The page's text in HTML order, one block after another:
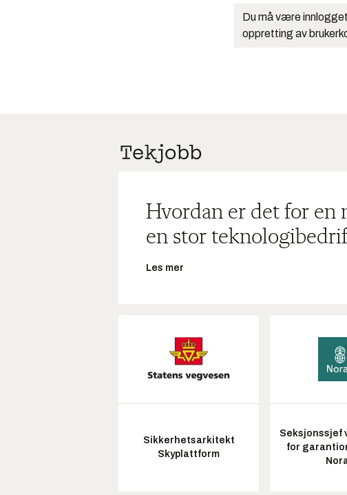
Du må være
oppretting av
Hvordan er det for en
en stor
Les mer
Sikkerhetsarkitekt
Skyplattform
Seksjonssjef
for